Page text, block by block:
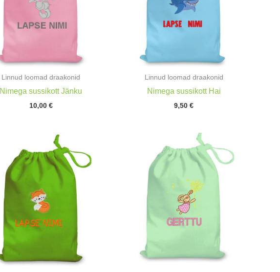
Linnud loomad draakonid
Nimega sussikott Jänku
10,00 €
Linnud loomad draakonid
Nimega sussikott Hai
9,50€